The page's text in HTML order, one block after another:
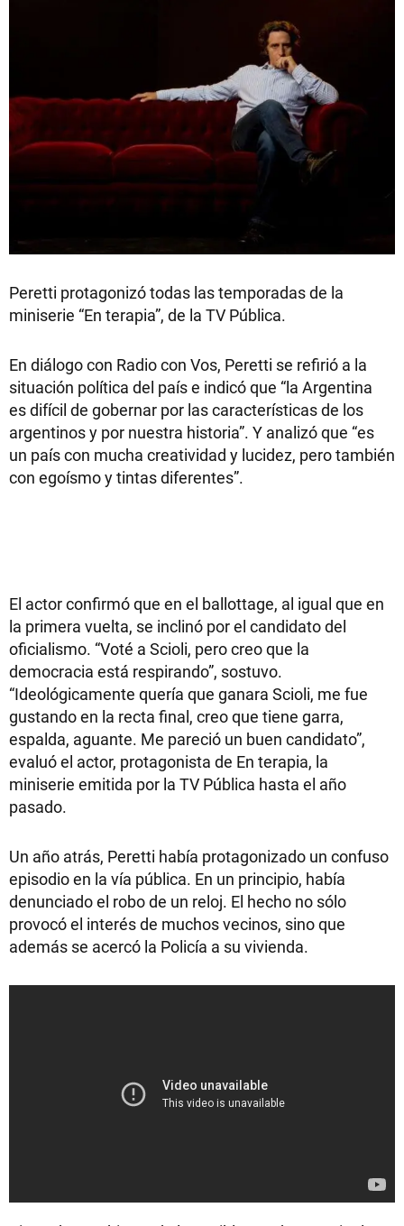
Peretti protagonizó todas las temporadas de la
miniserie “En terapia”, de la TV Pública.
En diálogo con Radio con Vos, Peretti se refirió a la
situación política del país e indicó que “la Argentina
es difícil de gobernar por las características de los
argentinos y por nuestra historia”. Y analizó que “es
un país con mucha creatividad y lucidez, pero también
con egoísmo y tintas diferentes”.
El actor confirmó que en el ballottage, al igual que en
la primera vuelta, se inclinó por el candidato del
oficialismo. “Voté a Scioli, pero creo que la
democracia está respirando”, sostuvo.
“Ideológicamente quería que ganara Scioli, me fue
gustando en la recta final, creo que tiene garra,
espalda, aguante. Me pareció un buen candidato”,
evaluó el actor, protagonista de En terapia, la
miniserie emitida por la TV Pública hasta el año
pasado.
Un año atrás, Peretti había protagonizado un confuso
episodio en la vía pública. En un principio, había
denunciado el robo de un reloj. El hecho no sólo
provocó el interés de muchos vecinos, sino que
además se acercó la Policía a su vivienda.